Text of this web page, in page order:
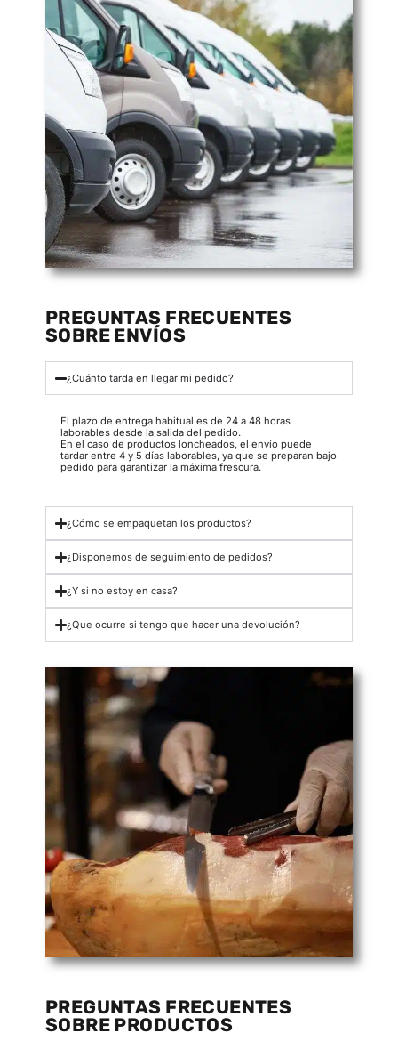
PREGUNTAS FRECUENTES
SOBRE ENVÍOS
¿Cuánto tarda en llegar mi pedido?
El plazo de entrega habitual es de 24 a 48 horas
laborables desde la salida del pedido.
En el caso de productos loncheados, el envío puede
tardar entre 4 y 5 días laborables, ya que se preparan bajo
pedido para garantizar la máxima frescura.
¿Cómo se empaquetan los productos?
¿Disponemos de seguimiento de pedidos?
¿Y si no estoy en casa?
¿Que ocurre si tengo que hacer una devolución?
PREGUNTAS FRECUENTES
SOBRE PRODUCTOS